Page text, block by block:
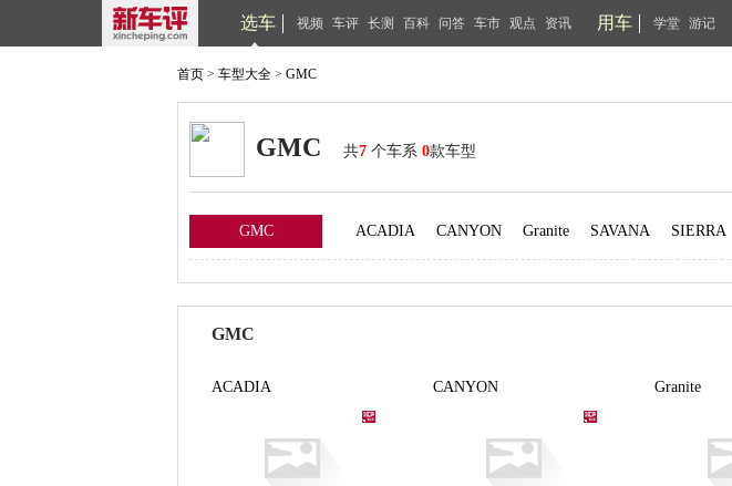
选车 视频 车评 长测 百科 问答 车市 观点 资讯 用车 学堂 游记
首页 > 车型大全 > GMC
GMC 共7 个车系 0款车型
GMC ACADIA CANYON Granite SAVANA SIERRA
GMC
ACADIA CANYON Granite